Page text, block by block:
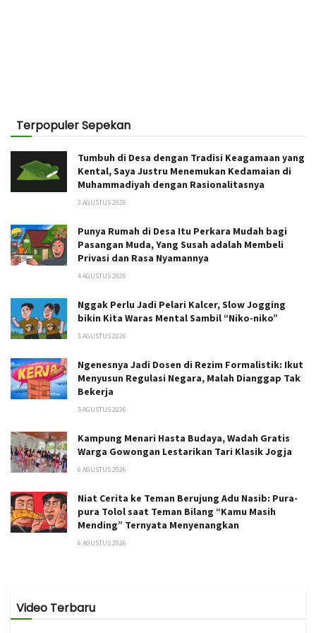
Terpopuler Sepekan
Tumbuh di Desa dengan Tradisi Keagamaan yang
Kental, Saya Justru Menemukan Kedamaian di
Muhammadiyah dengan Rasionalitasnya
3 AGUSTUS 2026
Punya Rumah di Desa Itu Perkara Mudah bagi
Pasangan Muda, Yang Susah adalah Membeli
Privasi dan Rasa Nyamannya
4 AGUSTUS 2026
Nggak Perlu Jadi Pelari Kalcer, Slow Jogging
bikin Kita Waras Mental Sambil “Niko-niko”
3 AGUSTUS 2026
Ngenesnya Jadi Dosen di Rezim Formalistik: Ikut
Menyusun Regulasi Negara, Malah Dianggap Tak
Bekerja
5 AGUSTUS 2026
Kampung Menari Hasta Budaya, Wadah Gratis
Warga Gowongan Lestarikan Tari Klasik Jogja
6 AGUSTUS 2026
Niat Cerita ke Teman Berujung Adu Nasib: Pura-
pura Tolol saat Teman Bilang “Kamu Masih
Mending” Ternyata Menyenangkan
6 AGUSTUS 2026
Video Terbaru